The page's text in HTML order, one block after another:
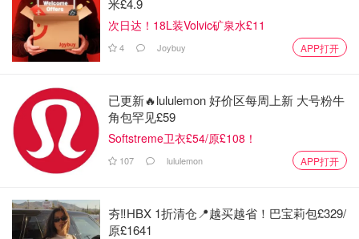
图片来自于@selfridge ，版权属于原作者
YSL 情人节限定香水礼盒
这个香水意在活在当下，肆意自由，清新又特别！【
购
买直通
】
次日达！18L装Volvic矿泉水£11
4 Joybuy APP打开
已更新🔥lululemon 好价区每周上新 大号粉牛
角包罕见£59
Softstreme卫衣£54/原£108！
107 lululemon APP打开
夯‼️HBX 1折清仓📍越买越省！巴宝莉包£329/
原£1641